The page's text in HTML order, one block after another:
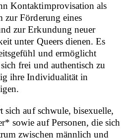
Kontaktimprovisation als
Förderung eines
zur Erkundung neuer
unter Queers dienen. Es
und ermöglicht
frei und authentisch zu
ihre Individualität in
sich auf schwule, bisexuelle,
sowie auf Personen, die sich
zwischen männlich und